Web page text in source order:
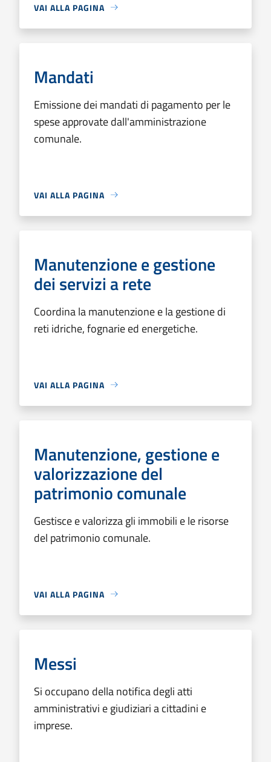
VAI ALLA PAGINA
Mandati
Emissione dei mandati di pagamento per le
spese approvate dall'amministrazione
comunale.
VAI ALLA PAGINA
Manutenzione e gestione
dei servizi a rete
Coordina la manutenzione e la gestione di
reti idriche, fognarie ed energetiche.
VAI ALLA PAGINA
Manutenzione, gestione e
valorizzazione del
patrimonio comunale
Gestisce e valorizza gli immobili e le risorse
del patrimonio comunale.
VAI ALLA PAGINA
Messi
Si occupano della notifica degli atti
amministrativi e giudiziari a cittadini e
imprese.